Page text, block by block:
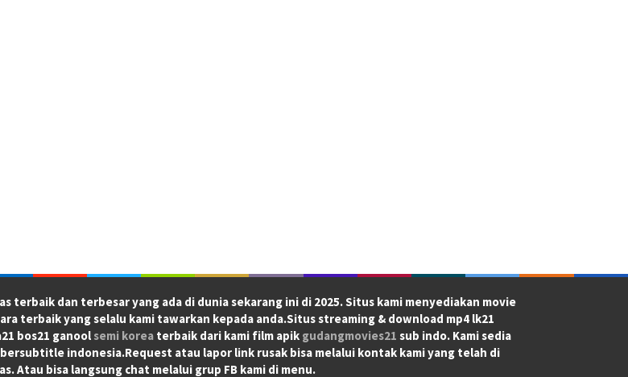
terbaik dan terbesar yang ada di dunia sekarang ini di 2025. Situs kami menyediakan movie
terbaik yang selalu kami tawarkan kepada anda.Situs streaming & download mp4 lk21
bos21 ganool semi koreaterbaik dari kami film apik gudangmovies21 sub indo. Kami sedia
indonesia.Request atau lapor link rusak bisa melalui kontak kami yang telah di
Atau bisa langsung chat melalui grup FB kami di menu.